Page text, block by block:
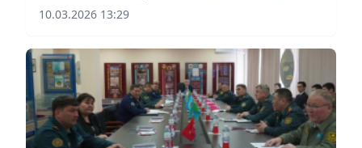
10.03.2026 13:29